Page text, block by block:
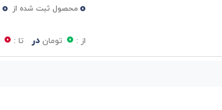
0 محصول ثبت شده از 0
از : 0 تومان در تا : 0